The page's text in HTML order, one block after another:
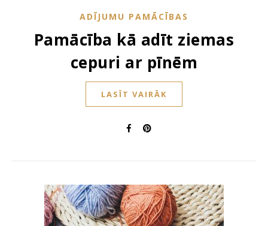
ADĪJUMU PAMĀCĪBAS
Pamācība kā adīt ziemas
cepuri ar pīnēm
LASĪT VAIRĀK